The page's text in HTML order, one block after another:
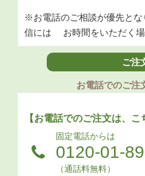
※お電話のご相談が優先とな
信には お時間をいただく場
ご注
お電話でのご注
【お電話でのご注文は、こ
固定電話からは
0120-01-
（通話料無料）